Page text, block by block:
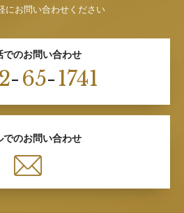
にお問い合わせください
でのお問い合わせ
-65-1741
でのお問い合わせ